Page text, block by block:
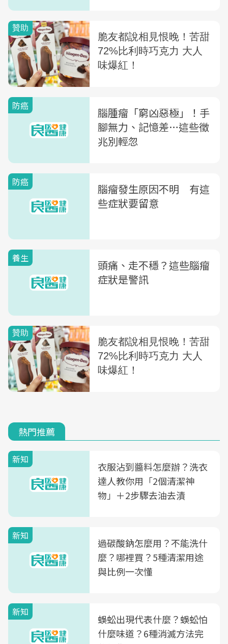
防癌
腦腫瘤「窮凶惡極」！手
腳無力、記憶差…這些徵
兆別輕忽
防癌
腦瘤發生原因不明 有這
些症狀要留意
養生
頭痛、走不穩？這些腦瘤
症狀是警訊
熱門推薦
新知
衣服沾到醬料怎麼辦？洗衣
達人教你用「2個清潔神
物」＋2步驟去油去漬
新知
過碳酸鈉怎麼用？不能洗什
麼？哪裡買？5種清潔用途
與比例一次懂
新知
蜈蚣出現代表什麼？蜈蚣怕
什麼味道？6種消滅方法完